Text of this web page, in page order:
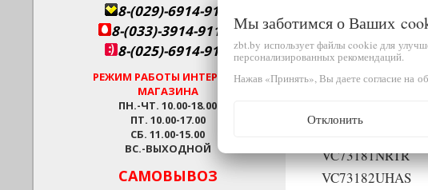
8-(029)-6914-911
8-(033)-3914-911
8-(025)-6914-911
РЕЖИМ РАБОТЫ ИНТЕРНЕТ-
МАГАЗИНА
ПН.-ЧТ. 10.00-18.00
ПТ. 10.00-17.00
СБ. 11.00-15.00
ВС.-ВЫХОДНОЙ
САМОВЫВОЗ
VK70603HU
VK70604N
VK70605N
VC42202YHTR
VC73181NRTR
VC73182UHAS
Мы заботимся о Ваших
zbt.by использует файлы cookie для
персонализированных рекомендаций.
Нажав «Принять», Вы даете согласие на
Отклонить